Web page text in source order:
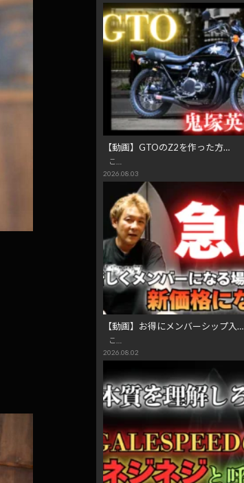
【動画】GTOのZ2を作った方…
こ…
2026.08.03
【動画】お得にメンバーシップ入…
こ…
2026.08.02